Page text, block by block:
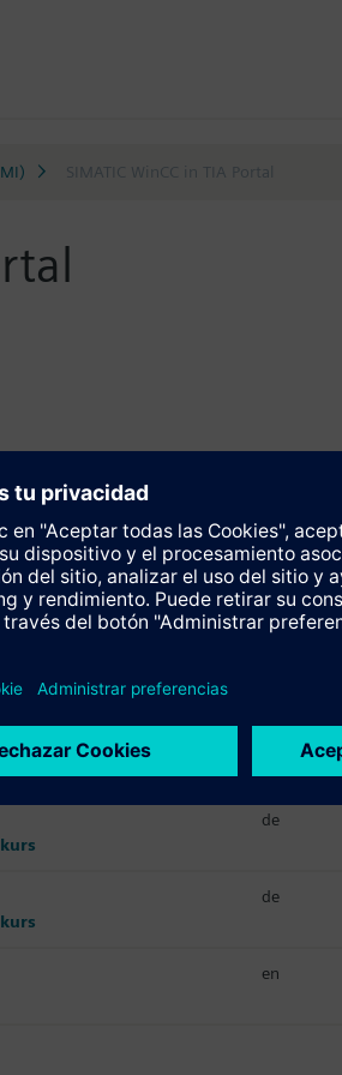
SIMATIC WinCC in TIA Portal
Idioma
Course
de
de
en